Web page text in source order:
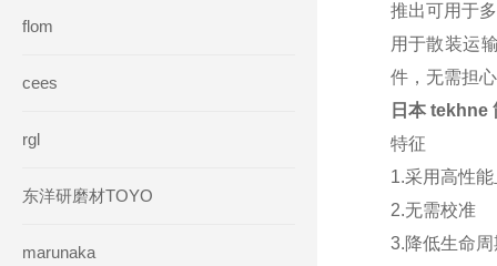
flom
cees
rgl
东洋研磨材TOYO
marunaka
推出可用于
用于散装运
件，无需担
日本 tekhne
特征
1.采用高性
2.无需校准
3.降低生命